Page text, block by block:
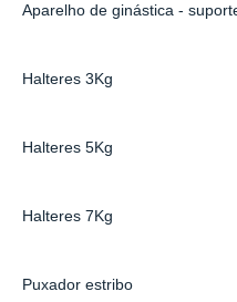
Aparelho de ginástica -
Halteres 3Kg
Halteres 5Kg
Halteres 7Kg
Puxador estribo